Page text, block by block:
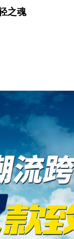
之魂